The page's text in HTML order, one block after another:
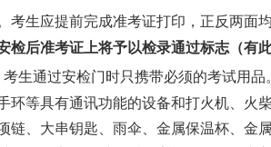
考生应提前完成准考证打印，正反两面
检后准考证上将予以检录通过标志（有
考生通过安检门时只携带必须的考试用品
环等具有通讯功能的设备和打火机、火
链、大串钥匙、雨伞、金属保温杯、金